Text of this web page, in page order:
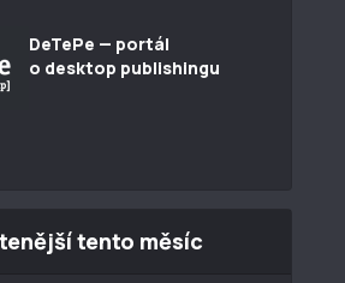
DeTePe — portál
o desktop publishingu
tento měsíc